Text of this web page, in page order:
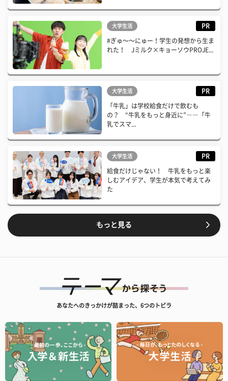
大学生活 PR
#ぎゅ〜〜にゅー！学生の発想から生ま
れた！ Jミルク×キョーソウPROJE...
大学生活 PR
「牛乳」は学校給食だけで飲むも
の？ “牛乳をもっと身近に”――「牛
乳でスマ...
大学生活 PR
給食だけじゃない！ 牛乳をもっと楽
しむアイデア、学生が本気で考えてみ
た
もっと見る
あなたへのきっかけが詰まった、6つのトビラ